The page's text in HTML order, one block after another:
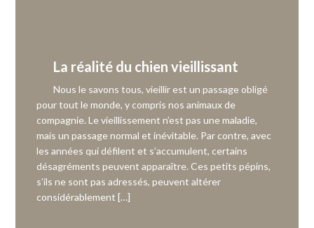
La réalité du chien vieillissant
Nous le savons tous, vieillir est un passage obligé
pour tout le monde, y compris nos animaux de
compagnie. Le vieillissement n’est pas une maladie,
mais un passage normal et inévitable. Par contre, avec
les années qui défilent et s’accumulent, certains
désagréments peuvent apparaître. Ces petits pépins,
s’ils ne sont pas adressés, peuvent altérer
considérablement […]